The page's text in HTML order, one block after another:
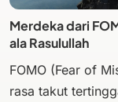
Merdeka dari
ala Rasulullah
FOMO (Fear of
rasa takut